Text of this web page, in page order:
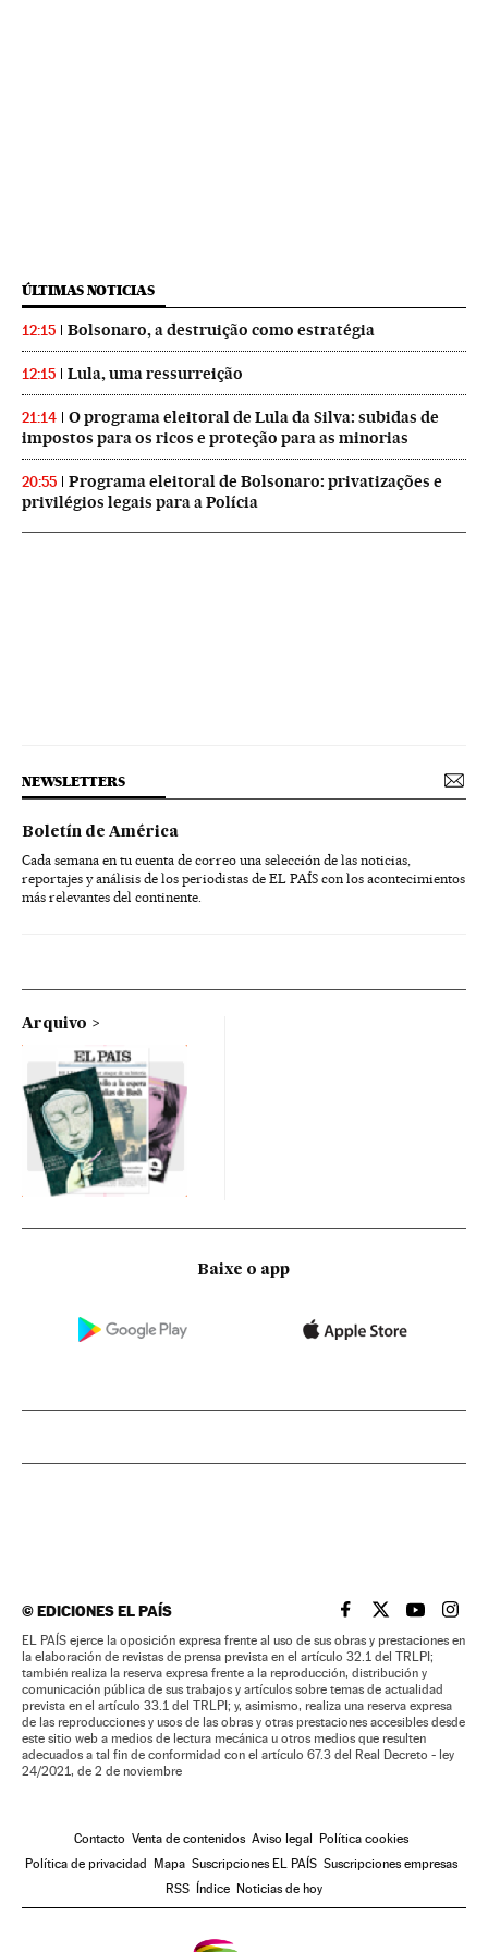
ÚLTIMAS NOTICIAS
12:15 Bolsonaro, a destruição como estratégia
12:15 Lula, uma ressurreição
21:14
O programa eleitoral de Lula da Silva: subidas de
impostos para os ricos e proteção para as minorias
20:55
Programa eleitoral de Bolsonaro: privatizações e
privilégios legais para a Polícia
NEWSLETTERS
Boletín de América
Cada semana en tu cuenta de correo una selección de las noticias,
reportajes y análisis de los periodistas de EL PAÍS con los acontecimientos
más relevantes del continente.
Arquivo
Baixe o app
©EDICIONES EL PAÍS EL PAÍS BRASIL EN
EL PAÍSEL PAÍS
EL
EL PAÍS ejerce la oposición expresa frente al uso de sus obras y prestaciones en
la elaboración de revistas de prensa prevista en el artículo 32.1 del TRLPI;
también realiza la reserva expresa frente a la reproducción, distribución y
comunicación pública de sus trabajos y artículos sobre temas de actualidad
prevista en el artículo 33.1 del TRLPI; y, asimismo, realiza una reserva expresa
de las reproducciones y usos de las obras y otras prestaciones accesibles desde
este sitio web a medios de lectura mecánica u otros medios que resulten
adecuados a tal fin de conformidad con el artículo 67.3 del Real Decreto - ley
24/2021, de 2 de noviembre
Contacto Venta de contenidos Aviso legal
Política cookies
Política de privacidad
Mapa Suscripciones EL PAÍS Suscripciones empresas
RSS
Índice Noticias de hoy